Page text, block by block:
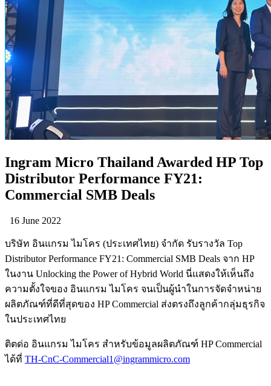
Ingram Micro Thailand Awarded HP Top
Distributor Performance FY21:
Commercial SMB Deals
16 June 2022
บริษัท อินแกรม ไมโคร (ประเทศไทย) จำกัด รับรางวัล Top
Distributor Performance FY21: Commercial SMB Deals จาก HP
ในงาน Unlocking the Power of Hybrid World นี่แสดงให้เห็นถึง
ความตั้งใจของ อินแกรม ไมโคร จนเป็นผู้นำในการจัดจำหน่าย
ผลิตภัณฑ์ที่ดีที่สุดของ HP Commercial ส่งตรงถึงลูกค้ากลุ่มธุรกิจ
ในประเทศไทย
ติตด่อ อินแกรม ไมโคร สำหรับข้อมูลผลิตภัณฑ์ HP Commercial
ได้ที่ TH-CnC-Commercial1@ingrammicro.com